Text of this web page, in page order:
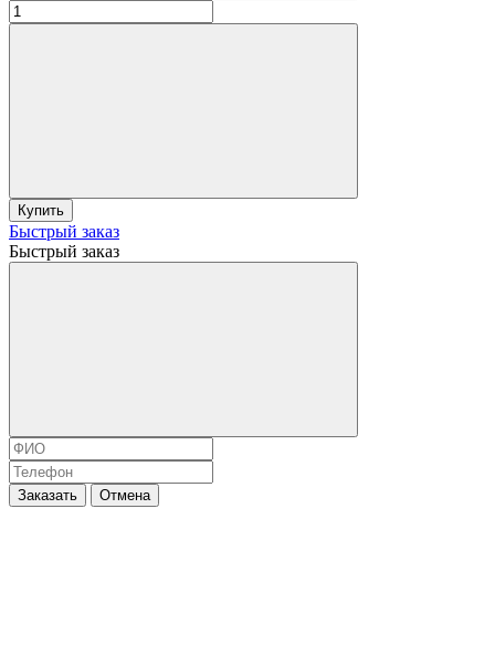
Купить
Быстрый заказ
Быстрый заказ
Заказать Отмена